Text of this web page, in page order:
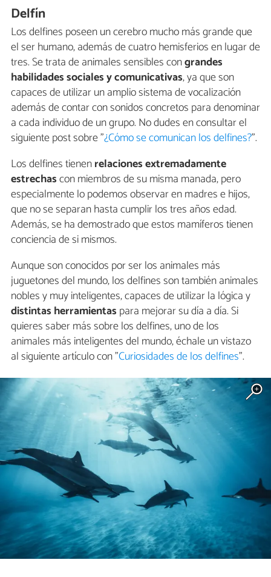
Delfín
Los delfines poseen un cerebro mucho más grande que
el ser humano, además de cuatro hemisferios en lugar de
tres. Se trata de animales sensibles congrandes
habilidades socialesy comunicativas, ya que son
capaces de utilizar un amplio sistema de vocalización
además de contar con sonidos concretos para denominar
a cada individuo de un grupo. No dudes en consultar el
siguiente post sobre "¿Cómo se comunican los delfines?".
Los delfines tienenrelaciones extremadamente
estrechascon miembros de su misma manada, pero
especialmente lo podemos observar en madres e hijos,
que no se separan hasta cumplir los tres años edad.
Además, se ha demostrado que estos mamíferos tienen
conciencia de si mismos.
Aunque son conocidos por ser los animales más
juguetones del mundo, los delfines son también animales
nobles y muy inteligentes, capaces de utilizar la lógica y
distintas herramientas para mejorar su día a día. Si
quieres saber más sobre los delfines, uno de los
animales más inteligentes del mundo, échale un vistazo
al siguiente artículo con "Curiosidades de los delfines".